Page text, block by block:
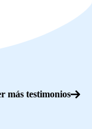
más testimonios